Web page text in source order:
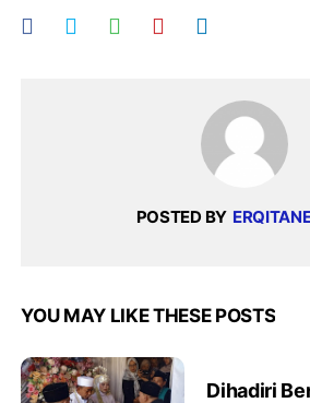
POSTED BY
YOU MAY LIKE THESE POSTS
Dihadiri